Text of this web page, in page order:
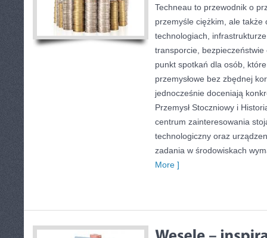
Techneau to przewodnik o
przemyśle ciężkim, ale także
technologiach,
transporcie,
punkt spotkań dla osób,
przemysłowe bez zbędnej
jednocześnie doceniają
Przemysł Stoczniowy i
centrum zainteresowania
technologiczny oraz
zadania w środowiskach
More ]